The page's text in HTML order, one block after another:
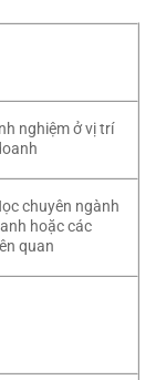
nghiệm ở vị trí
chuyên ngành
hoặc các
quan